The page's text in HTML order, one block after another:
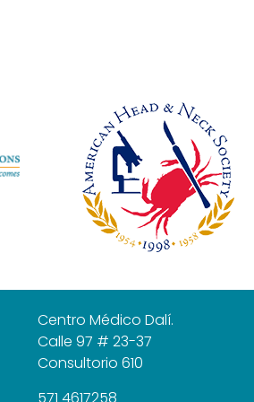
Centro Médico Dalí.
Calle 97 # 23-37
Consultorio 610
571 4617258